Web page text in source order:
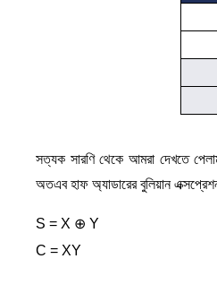
সত্যক সারণি থেকে আমরা দেখতে
অতএব হাফ অ্যাডারের বুলিয়ান
S = X ⊕ Y
C = XY